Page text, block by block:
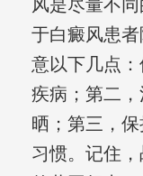
风是尽量不
于白癜风患
意以下几点
疾病；第二
晒；第三，
习惯。记住